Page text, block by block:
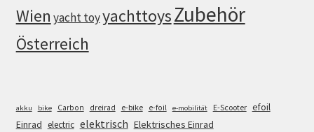
Wien yacht toyyachttoysZubehör
Österreich
akku bike Carbon dreirad e-bike e-foil e-mobilität E-Scooter efoil
Einrad electric elektrisch Elektrisches Einrad